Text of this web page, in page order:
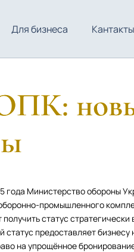
Для бизнеса Кантакты
ОПК:
года Министерство обороны
промышленного
получить статус
статус предоставляет
на упрощённое